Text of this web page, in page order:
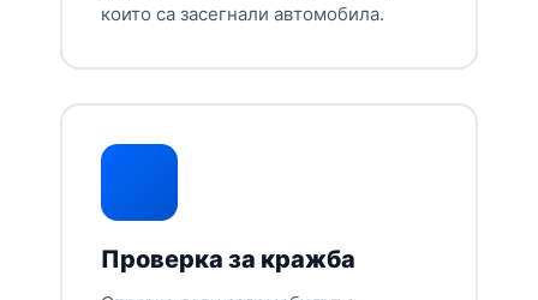
които са засегнали автомобила.
Проверка за кражба